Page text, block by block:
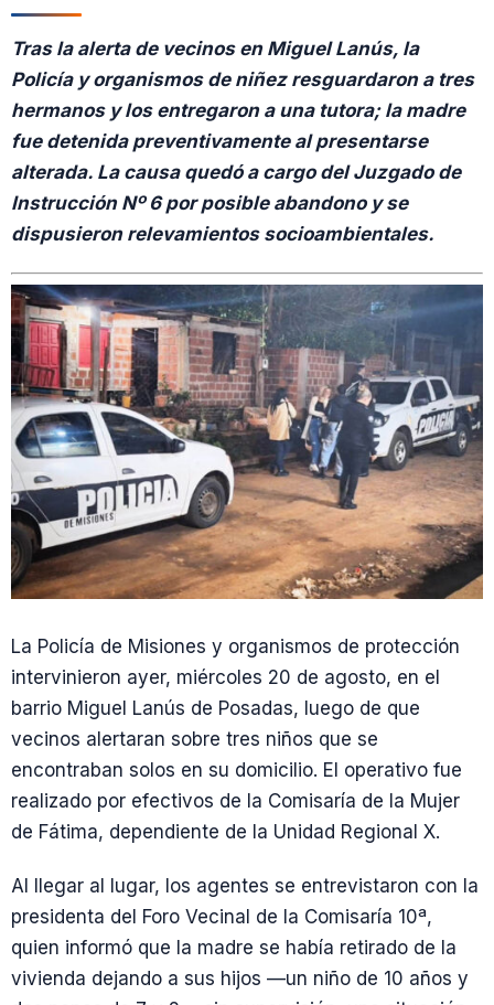
Tras la alerta de vecinos en Miguel Lanús, la
Policía y organismos de niñez resguardaron a tres
hermanos y los entregaron a una tutora; la madre
fue detenida preventivamente al presentarse
alterada. La causa quedó a cargo del Juzgado de
Instrucción Nº 6 por posible abandono y se
dispusieron relevamientos socioambientales.
La Policía de Misiones y organismos de protección
intervinieron ayer, miércoles 20 de agosto, en el
barrio Miguel Lanús de Posadas, luego de que
vecinos alertaran sobre tres niños que se
encontraban solos en su domicilio. El operativo fue
realizado por efectivos de la Comisaría de la Mujer
de Fátima, dependiente de la Unidad Regional X.
Al llegar al lugar, los agentes se entrevistaron con la
presidenta del Foro Vecinal de la Comisaría 10ª,
quien informó que la madre se había retirado de la
vivienda dejando a sus hijos —un niño de 10 años y